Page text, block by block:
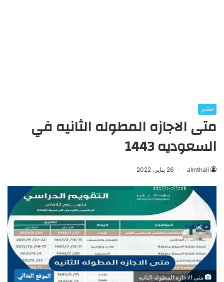
تعليم
متى الاجازه المطوله الثانيه في
السعوديه 1443
almthali 26 يناير، 2022
متى الاجازه المطوله الثانيه